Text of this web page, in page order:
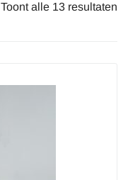
Toont alle 13 resultaten